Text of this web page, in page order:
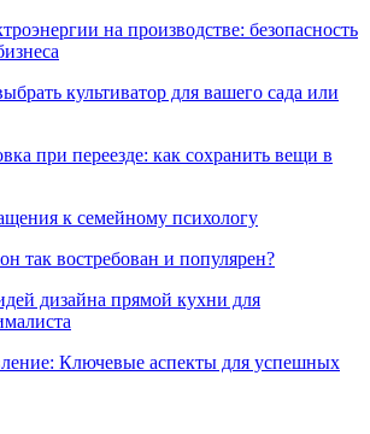
на производстве: безопасность
культиватор для вашего сада или
при переезде: как сохранить вещи в
к семейному психологу
так востребован и популярен?
дизайна прямой кухни для
Ключевые аспекты для успешных